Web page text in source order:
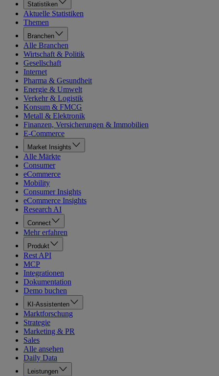
Statistiken
Aktuelle Statistiken
Themen
Branchen
Alle Branchen
Wirtschaft & Politik
Gesellschaft
Internet
Pharma & Gesundheit
Energie & Umwelt
Verkehr & Logistik
Konsum & FMCG
Metall & Elektronik
Finanzen, Versicherungen & Immobilien
E-Commerce
Market Insights
Alle Märkte
Consumer
eCommerce
Mobility
Consumer Insights
eCommerce Insights
Research AI
Connect
Mehr erfahren
Produkt
Rest API
MCP
Integrationen
Dokumentation
Demo buchen
KI-Assistenten
Marktforschung
Strategie
Marketing & PR
Sales
Alle ansehen
Daily Data
Leistungen